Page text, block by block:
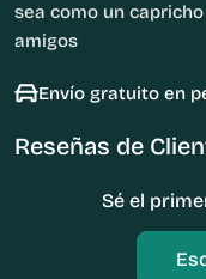
sea como un
amigos
Envío gratuito en
Reseñas de
Sé el